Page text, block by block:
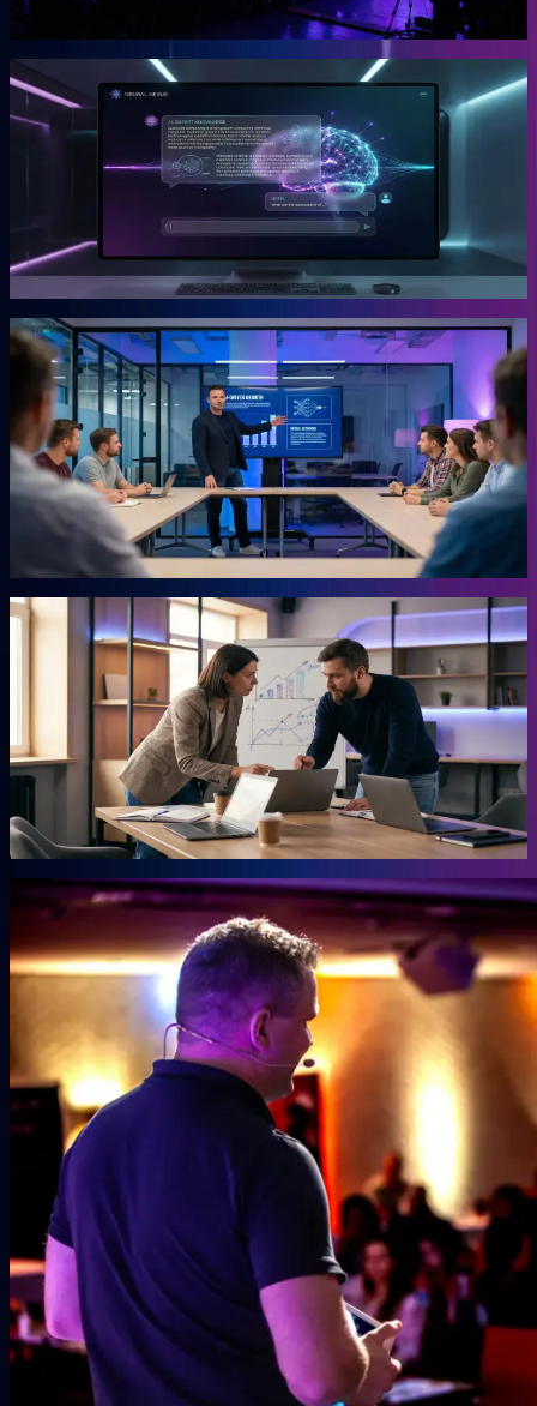
Gründer
Snipbird
Die KI-Plattform für Unternehmer.
Snipbird ist das Tool, das Benno für Unternehmer gebaut hat. Kein
Hype. Kein Basteln. Bewährte Marketing-Systeme mit KI-
Unterstützung, direkt einsetzbar.
Gründer
KI-Marketing-Studio
Marketing für den Mittelstand, ohne Agentur.
Für Unternehmer, die keine Zeit für Marketing haben und trotzdem
Ergebnisse wollen. Das Studio übernimmt die Arbeit, für die du
sonst eine externe Agentur beauftragen müsstest. Ohne
Agenturpreise, ohne endlose Abstimmungsschleifen.
Mehr erfahren →
Autor
AHEAD Buchserie
Das Playbook für deinen Vorsprung.
Marketing, KI, Lead-Generierung, Empfehlungen. Jedes Buch
beantwortet eine Frage: Wie baust du einen Teil deiner Growth
Engine? Co-geschrieben mit der Erfahrung aus 20 Jahren eigenem
Mehr erfahren →